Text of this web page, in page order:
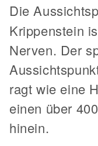
Die
Krippenstein
Nerven. Der
ragt wie eine
einen über
hinein.